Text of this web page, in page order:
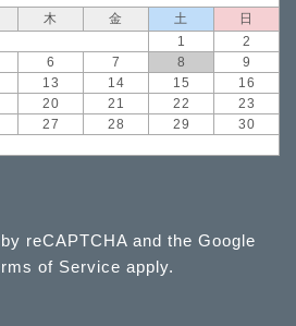
木 金 土
日
1
2
6 7 8
9
13 14 15
16
20 21 22
23
27 28 29
30
reCAPTCHA and the Google
of Service apply.